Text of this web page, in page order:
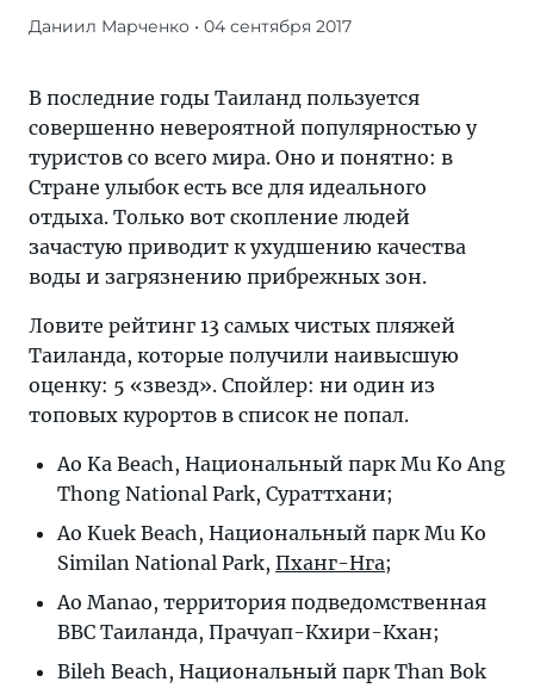
Журнал/
самые
чистые
пляжи
Таиланда
—
самые
актуальные
свежие
новости
из
мира
читайте
«Тонкостях».
Даниил Марченко • 04 сентября 2017
В последние годы Таиланд пользуется
совершенно невероятной популярностью у
туристов со всего мира. Оно и понятно: в
Стране улыбок есть все для идеального
отдыха. Только вот скопление людей
зачастую приводит к ухудшению качества
воды и загрязнению прибрежных зон.
Ловите рейтинг 13 самых чистых пляжей
Таиланда, которые получили наивысшую
оценку: 5 «звезд». Спойлер: ни один из
топовых курортов в список не попал.
Ao Ka Beach, Национальный парк Mu Ko Ang
Thong National Park, Сураттхани;
Ao Kuek Beach, Национальный парк Mu Ko
Similan National Park, Пханг-Нга;
Ao Manao, территория подведомственная
ВВС Таиланда, Прачуап-Кхири-Кхан;
Bileh Beach, Национальный парк Than Bok